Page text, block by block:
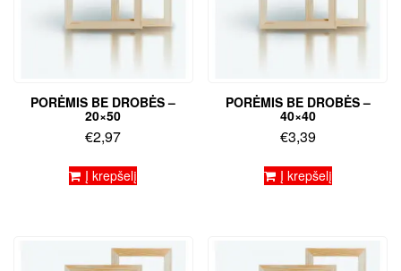
PORĖMIS BE DROBĖS –
20×50
€2,97
Į krepšelį
PORĖMIS BE DROBĖS –
40×40
€3,39
Į krepšelį